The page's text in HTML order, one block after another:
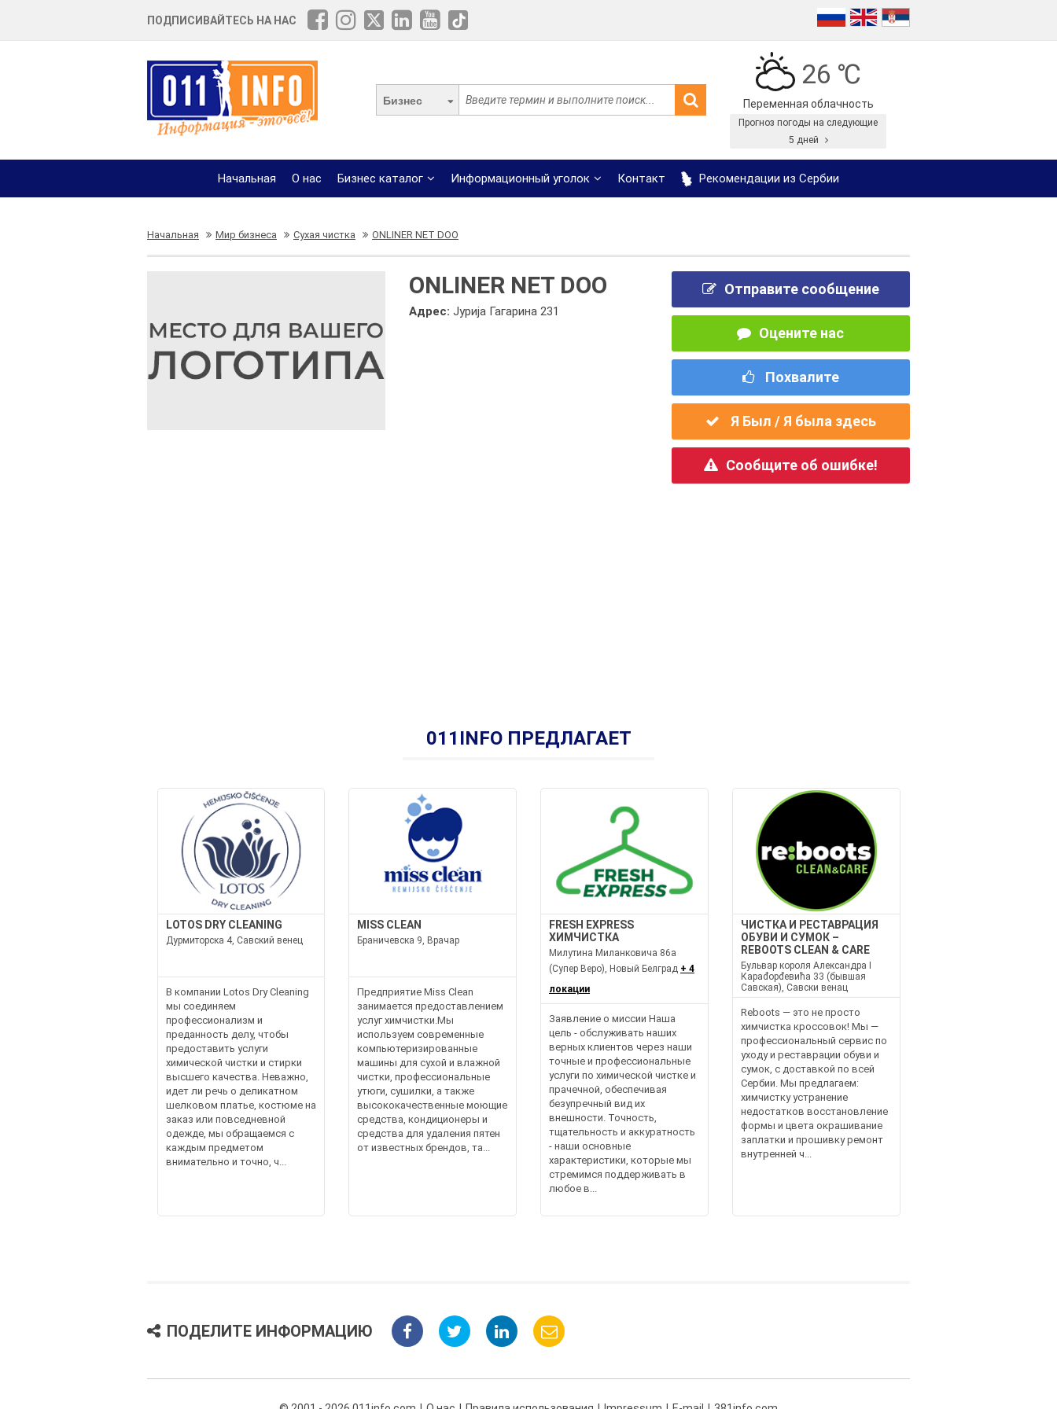
ПОДПИСИВАЙТЕСЬ НА НАС
Бизнес
26 ℃
Переменная облачность
Прогноз погоды на следующие
5 дней
Начальная О нас Бизнес каталог Информационный уголок Контакт Рекомендации из Сербии
Начальная Мир бизнеса Сухая чистка ONLINER NET DOO
ONLINER NET DOO
Адрес:Јурија Гагарина 231
Отправите сообщение
Оцените нас
Похвалите
Я Был / Я была здесь
Сообщите об ошибке!
011INFO ПРЕДЛАГАЕТ
LOTOS DRY CLEANING
Дурмиторска 4, Савский венец
В компании Lotos Dry Cleaning
мы соединяем
профессионализм и
преданность делу, чтобы
предоставить услуги
химической чистки и стирки
высшего качества. Неважно,
идет ли речь о деликатном
шелковом платье, костюме на
заказ или повседневной
одежде, мы обращаемся с
каждым предметом
внимательно и точно, ч...
MISS CLEAN
Браничевска 9, Врачар
Предприятие Miss Clean
занимается предоставлением
услуг химчистки.Мы
используем современные
компьютеризированные
машины для сухой и влажной
чистки, профессиональные
утюги, сушилки, а также
высококачественные моющие
средства, кондиционеры и
средства для удаления пятен
от известных брендов, та...
FRESH EXPRESS
ХИМЧИСТКА
Милутина Миланковича 86а
(Супер Веро), Новый Белград + 4
локации
Заявление о миссии Наша
цель - обслуживать наших
верных клиентов через наши
точные и профессиональные
услуги по химической чистке и
прачечной, обеспечивая
безупречный вид их
внешности. Точность,
тщательность и аккуратность
- наши основные
характеристики, которые мы
стремимся поддерживать в
любое в...
ЧИСТКА И РЕСТАВРАЦИЯ
ОБУВИ И СУМОК –
REBOOTS CLEAN & CARE
Бульвар короля Александра I
Караđорđeвића 33 (бывшая
Савская), Савски венац
Reboots — это не просто
химчистка кроссовок! Мы —
профессиональный сервис по
уходу и реставрации обуви и
сумок, с доставкой по всей
Сербии. Мы предлагаем:
химчистку устранение
недостатков восстановление
формы и цвета окрашивание
заплатки и прошивку ремонт
внутренней ч...
ПОДЕЛИТЕ ИНФОРМАЦИЮ